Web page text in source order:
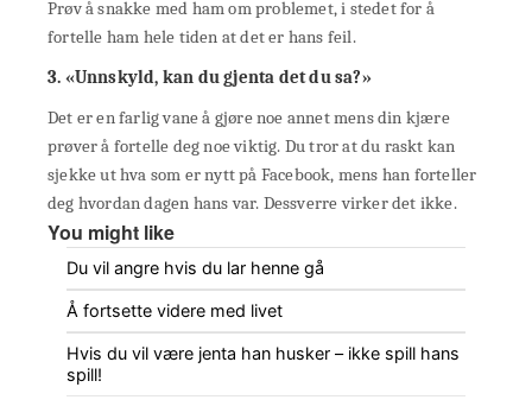
Prøv å snakke med ham om problemet, i stedet for å
fortelle ham hele tiden at det er hans feil.
3. «Unnskyld, kan du gjenta det du sa?»
Det er en farlig vane å gjøre noe annet mens din kjære
prøver å fortelle deg noe viktig. Du tror at du raskt kan
sjekke ut hva som er nytt på Facebook, mens han forteller
deg hvordan dagen hans var. Dessverre virker det ikke.
You might like
Du vil angre hvis du lar henne gå
Å fortsette videre med livet
Hvis du vil være jenta han husker – ikke spill hans
spill!